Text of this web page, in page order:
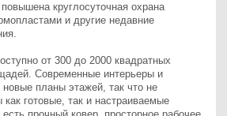
круглосуточная охрана
и другие недавние
от 300 до 2000 квадратных
Современные интерьеры и
планы этажей, так что не
как готовые, так и настраиваемые